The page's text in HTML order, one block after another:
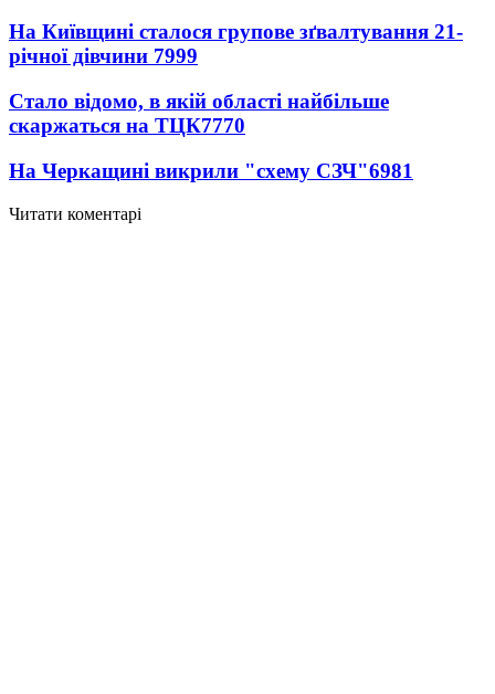
На Київщині сталося групове зґвалтування 21-
річної дівчини 7999
Стало відомо, в якій області найбільше
скаржаться на ТЦК7770
На Черкащині викрили "схему СЗЧ"6981
Читати коментарі